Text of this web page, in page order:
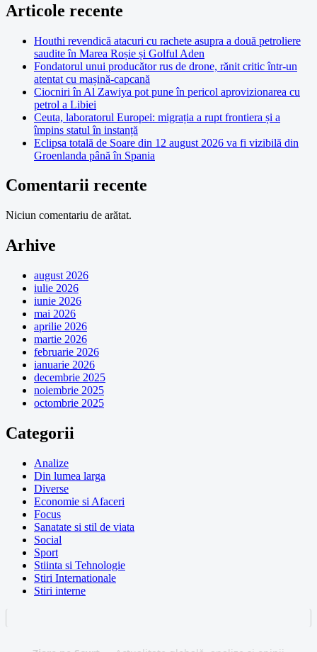
Articole recente
Houthi revendică atacuri cu rachete asupra a două petroliere
saudite în Marea Roșie și Golful Aden
Fondatorul unui producător rus de drone, rănit critic într-un
atentat cu mașină-capcană
Ciocniri în Al Zawiya pot pune în pericol aprovizionarea cu
petrol a Libiei
Ceuta, laboratorul Europei: migrația a rupt frontiera și a
împins statul în instanță
Eclipsa totală de Soare din 12 august 2026 va fi vizibilă din
Groenlanda până în Spania
Comentarii recente
Niciun comentariu de arătat.
Arhive
august 2026
iulie 2026
iunie 2026
mai 2026
aprilie 2026
martie 2026
februarie 2026
ianuarie 2026
decembrie 2025
noiembrie 2025
octombrie 2025
Categorii
Analize
Din lumea larga
Diverse
Economie si Afaceri
Focus
Sanatate si stil de viata
Social
Sport
Stiinta si Tehnologie
Stiri Internationale
Stiri interne